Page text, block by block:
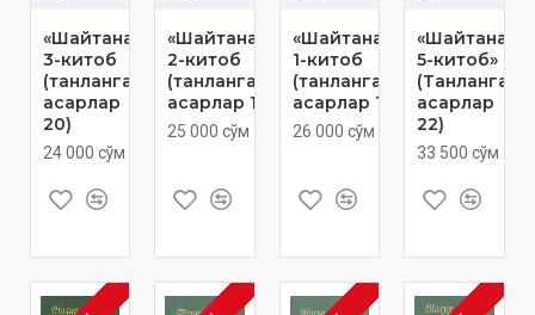
«Шайтанат»
3-китоб
(танланган
асарлар
20)
24 000 сўм
«Шайтанат»
2-китоб
(танланган
асарлар 19)
25 000 сўм
«Шайтанат»
1-китоб
(танланган
асарлар 18)
26 000 сўм
«Шайтанат.
5-китоб»
(Танланган
асарлар
22)
33 500 сўм